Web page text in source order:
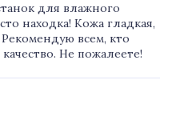
для влажного
находка! Кожа гладкая,
всем, кто
Не пожалеете!